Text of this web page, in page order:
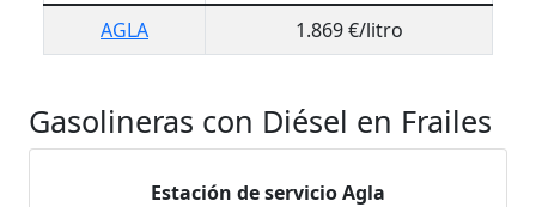
AGLA
1.869 €/litro
Gasolineras con Diésel en Frailes
Estación de servicio Agla